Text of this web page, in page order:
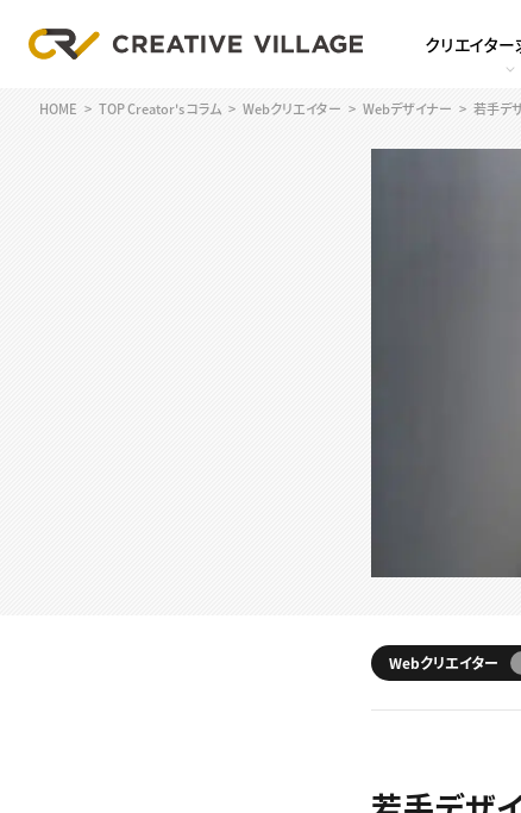
クリエイタ
HOME TOP Creator's コラム Webクリエイター Webデザイナー 若手デ
Webクリエイター